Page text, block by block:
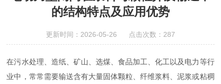
的结构特点及应用优势
更新时间：2026-05-26 点击次数：287
在污水处理、造纸、矿山、选煤、食品加工、化工以及电力等行
业中，常常需要输送含有大量固体颗粒、纤维浆料、泥浆或粘稠